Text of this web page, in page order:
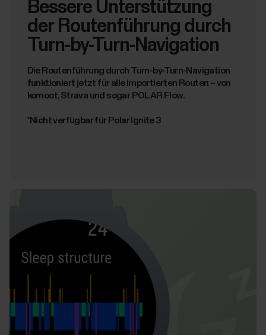
Bessere Unterstützung
der Routenführung durch
Turn-by-Turn-Navigation
Die Routenführung durch Turn-by-Turn-Navigation
funktioniert jetzt für alle importierten Routen – von
komoot, Strava und sogar POLAR Flow.
*Nicht verfügbar für Polar Ignite 3